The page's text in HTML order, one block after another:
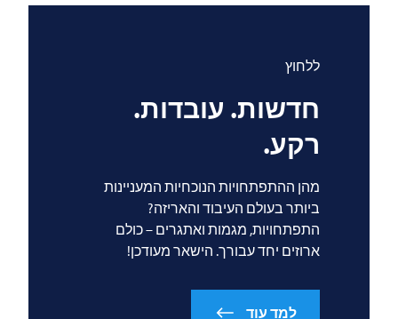
ללחוץ
חדשות. עובדות.
רקע.
מהן ההתפתחויות הנוכחיות המעניינות
ביותר בעולם העיבוד והאריזה?
התפתחויות, מגמות ואתגרים – כולם
ארוזים יחד עבורך. הישאר מעודכן!
למד עוד